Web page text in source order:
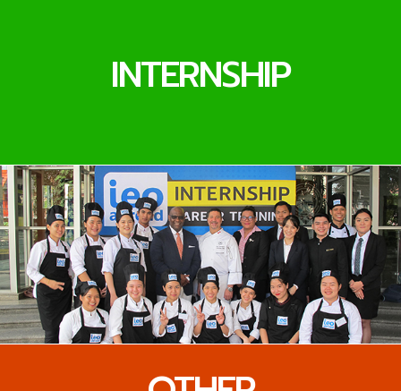
INTERNSHIP